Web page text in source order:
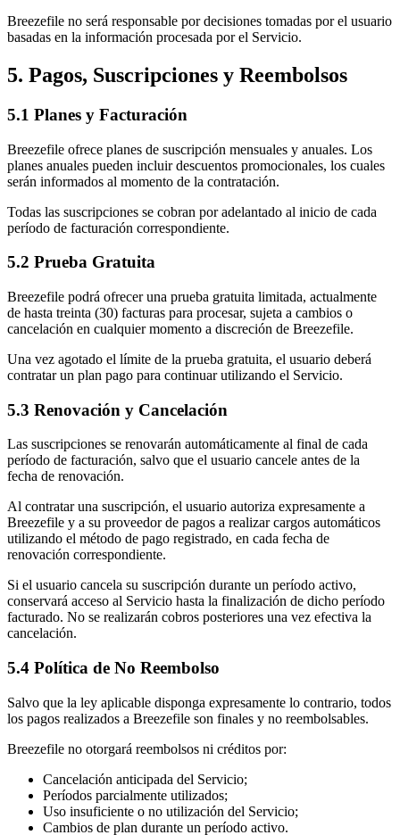
Breezefile no será responsable por decisiones tomadas por el usuario
basadas en la información procesada por el Servicio.
5. Pagos, Suscripciones y Reembolsos
5.1 Planes y Facturación
Breezefile ofrece planes de suscripción mensuales y anuales. Los
planes anuales pueden incluir descuentos promocionales, los cuales
serán informados al momento de la contratación.
Todas las suscripciones se cobran por adelantado al inicio de cada
período de facturación correspondiente.
5.2 Prueba Gratuita
Breezefile podrá ofrecer una prueba gratuita limitada, actualmente
de hasta treinta (30) facturas para procesar, sujeta a cambios o
cancelación en cualquier momento a discreción de Breezefile.
Una vez agotado el límite de la prueba gratuita, el usuario deberá
contratar un plan pago para continuar utilizando el Servicio.
5.3 Renovación y Cancelación
Las suscripciones se renovarán automáticamente al final de cada
período de facturación, salvo que el usuario cancele antes de la
fecha de renovación.
Al contratar una suscripción, el usuario autoriza expresamente a
Breezefile y a su proveedor de pagos a realizar cargos automáticos
utilizando el método de pago registrado, en cada fecha de
renovación correspondiente.
Si el usuario cancela su suscripción durante un período activo,
conservará acceso al Servicio hasta la finalización de dicho período
facturado. No se realizarán cobros posteriores una vez efectiva la
cancelación.
5.4 Política de No Reembolso
Salvo que la ley aplicable disponga expresamente lo contrario, todos
los pagos realizados a Breezefile son finales y no reembolsables.
Breezefile no otorgará reembolsos ni créditos por:
Cancelación anticipada del Servicio;
Períodos parcialmente utilizados;
Uso insuficiente o no utilización del Servicio;
Cambios de plan durante un período activo.